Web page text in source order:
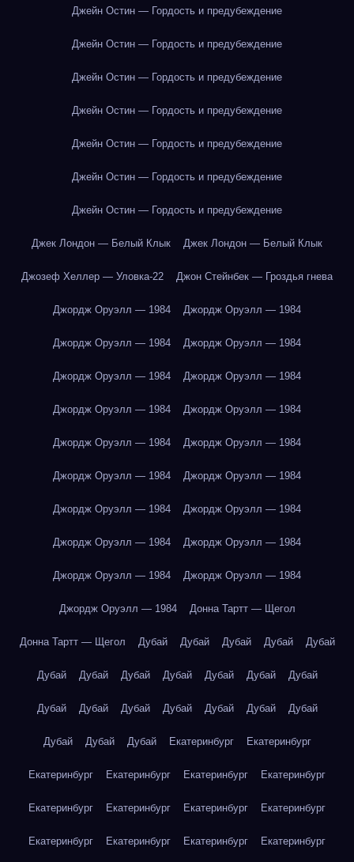
Джейн Остин — Гордость и предубеждение
Джейн Остин — Гордость и предубеждение
Джейн Остин — Гордость и предубеждение
Джейн Остин — Гордость и предубеждение
Джейн Остин — Гордость и предубеждение
Джейн Остин — Гордость и предубеждение
Джейн Остин — Гордость и предубеждение
Джек Лондон — Белый Клык Джек Лондон — Белый Клык
Джозеф Хеллер — Уловка-22 Джон Стейнбек — Гроздья гнева
Джордж Оруэлл — 1984 Джордж Оруэлл — 1984
Джордж Оруэлл — 1984 Джордж Оруэлл — 1984
Джордж Оруэлл — 1984 Джордж Оруэлл — 1984
Джордж Оруэлл — 1984 Джордж Оруэлл — 1984
Джордж Оруэлл — 1984 Джордж Оруэлл — 1984
Джордж Оруэлл — 1984 Джордж Оруэлл — 1984
Джордж Оруэлл — 1984 Джордж Оруэлл — 1984
Джордж Оруэлл — 1984 Джордж Оруэлл — 1984
Джордж Оруэлл — 1984 Джордж Оруэлл — 1984
Джордж Оруэлл — 1984 Донна Тартт — Щегол
Донна Тартт — Щегол Дубай Дубай Дубай Дубай Дубай
Дубай Дубай Дубай Дубай Дубай Дубай Дубай
Дубай Дубай Дубай Дубай Дубай Дубай Дубай
Дубай Дубай Дубай Екатеринбург Екатеринбург
Екатеринбург Екатеринбург Екатеринбург Екатеринбург
Екатеринбург Екатеринбург Екатеринбург Екатеринбург
Екатеринбург Екатеринбург Екатеринбург Екатеринбург